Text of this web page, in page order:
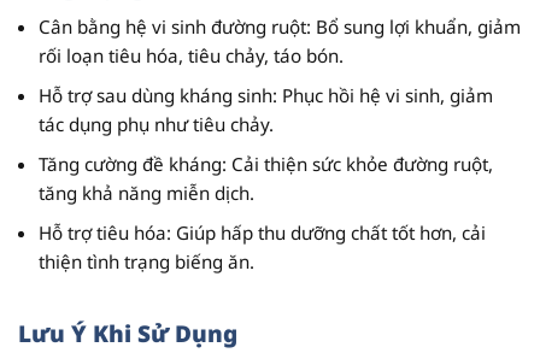
Cân bằng hệ vi sinh đường ruột: Bổ sung lợi khuẩn, giảm
rối loạn tiêu hóa, tiêu chảy, táo bón.
Hỗ trợ sau dùng kháng sinh: Phục hồi hệ vi sinh, giảm
tác dụng phụ như tiêu chảy.
Tăng cường đề kháng: Cải thiện sức khỏe đường ruột,
tăng khả năng miễn dịch.
Hỗ trợ tiêu hóa: Giúp hấp thu dưỡng chất tốt hơn, cải
thiện tình trạng biếng ăn.
Lưu Ý Khi Sử Dụng